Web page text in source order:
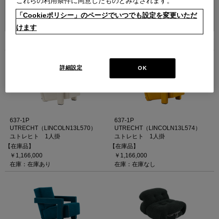
並べ替え：
637-1P
UTRECHT（LINCOLN13L570）
ユトレヒト 1人掛
【在庫品】
￥1,166,000
在庫：在庫あり
637-1P
UTRECHT（LINCOLN13L574）
ユトレヒト 1人掛
【在庫品】
￥1,166,000
在庫：在庫なし
「Cookieポリシー」のページでいつでも設定を変更いただ
けます
OK
詳細設定